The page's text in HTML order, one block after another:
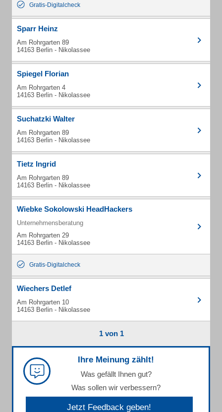
Gratis-Digitalcheck
Sparr Heinz
Am Rohrgarten 89
14163 Berlin - Nikolassee
Spiegel Florian
Am Rohrgarten 4
14163 Berlin - Nikolassee
Suchatzki Walter
Am Rohrgarten 89
14163 Berlin - Nikolassee
Tietz Ingrid
Am Rohrgarten 89
14163 Berlin - Nikolassee
Wiebke Sokolowski HeadHackers
Unternehmensberatung
Am Rohrgarten 29
14163 Berlin - Nikolassee
Gratis-Digitalcheck
Wiechers Detlef
Am Rohrgarten 10
14163 Berlin - Nikolassee
1 von 1
Ihre Meinung zählt!
Was gefällt Ihnen gut?
Was sollen wir verbessern?
Jetzt Feedback geben!